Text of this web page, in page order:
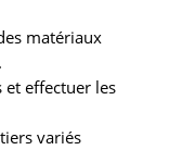
matériaux
effectuer les
variés